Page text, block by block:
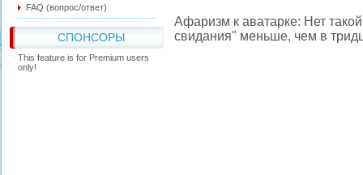
FAQ (вопрос/ответ)
СПОНСОРЫ
This feature is for Premium users
only!
Афаризм к аватарке: Нет
свидания" меньше, чем в